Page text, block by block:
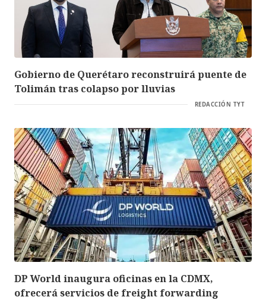
Gobierno de Querétaro reconstruirá puente de
Tolimán tras colapso por lluvias
REDACCIÓN TYT
DP World inaugura oficinas en la CDMX,
ofrecerá servicios de freight forwarding